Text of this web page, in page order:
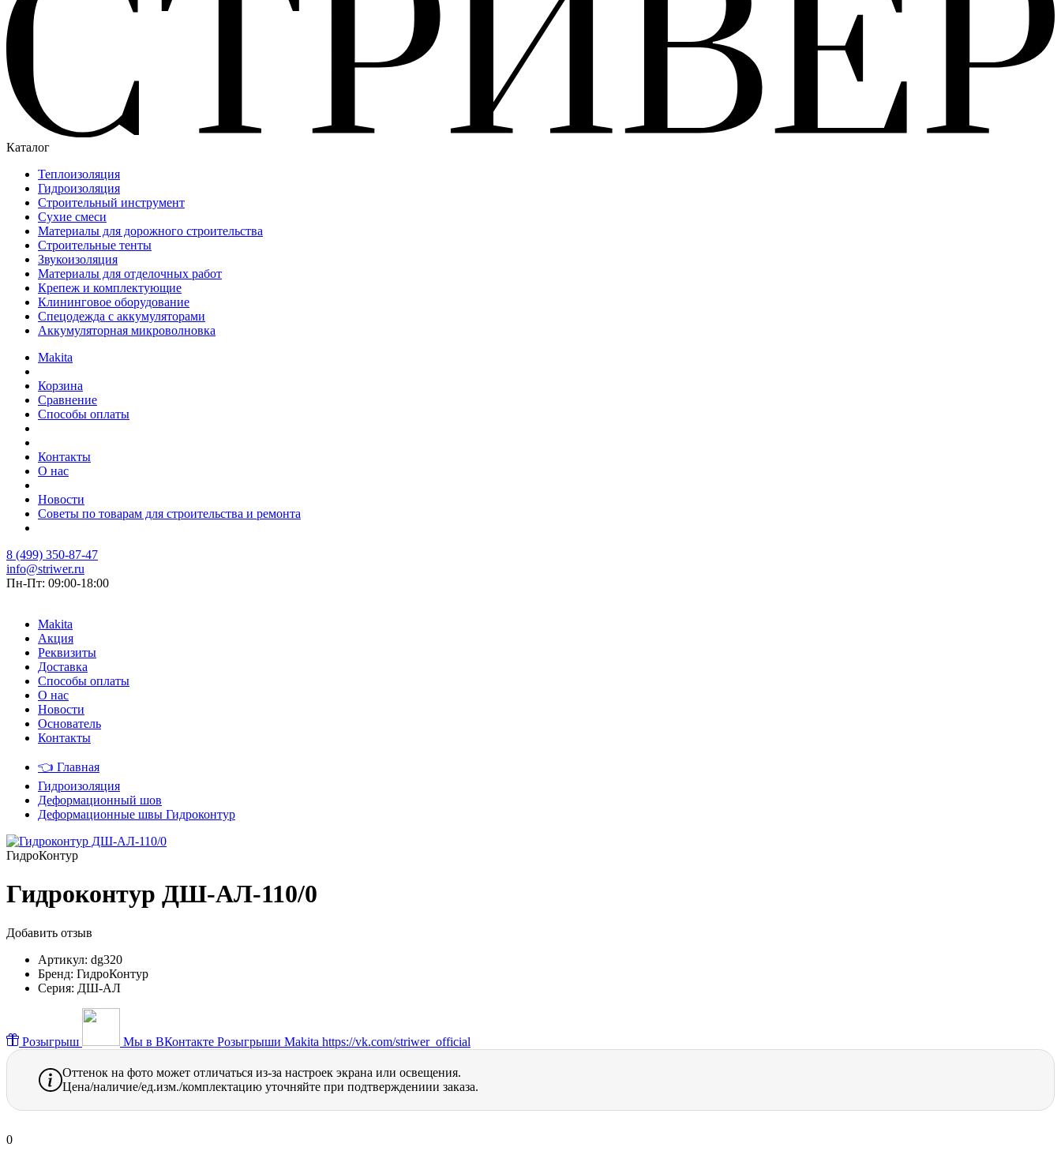
Каталог
Теплоизоляция
Гидроизоляция
Строительный инструмент
Сухие смеси
Материалы для дорожного строительства
Строительные тенты
Звукоизоляция
Материалы для отделочных работ
Крепеж и комплектующие
Клининговое оборудование
Спецодежда с аккумуляторами
Аккумуляторная микроволновка
Makita
Корзина
Сравнение
Способы оплаты
Контакты
О нас
Новости
Советы по товарам для строительства и ремонта
8 (499) 350-87-47
info@striwer.ru
Пн-Пт: 09:00-18:00
Makita
Акция
Реквизиты
Доставка
Способы оплаты
О нас
Новости
Основатель
Контакты
👈 Главная
Гидроизоляция
Деформационный шов
Деформационные швы Гидроконтур
ГидроКонтур
Гидроконтур ДШ-АЛ-110/0
Добавить отзыв
Артикул: dg320
Бренд: ГидроКонтур
Серия: ДШ-АЛ
Розыгрыш Мы в ВКонтакте Розыгрыши Makita https://vk.com/striwer_official
Оттенок на фото может отличаться из-за настроек экрана или освещения.
Цена/наличие/ед.изм./комплектацию уточняйте при подтверждениии заказа.
0